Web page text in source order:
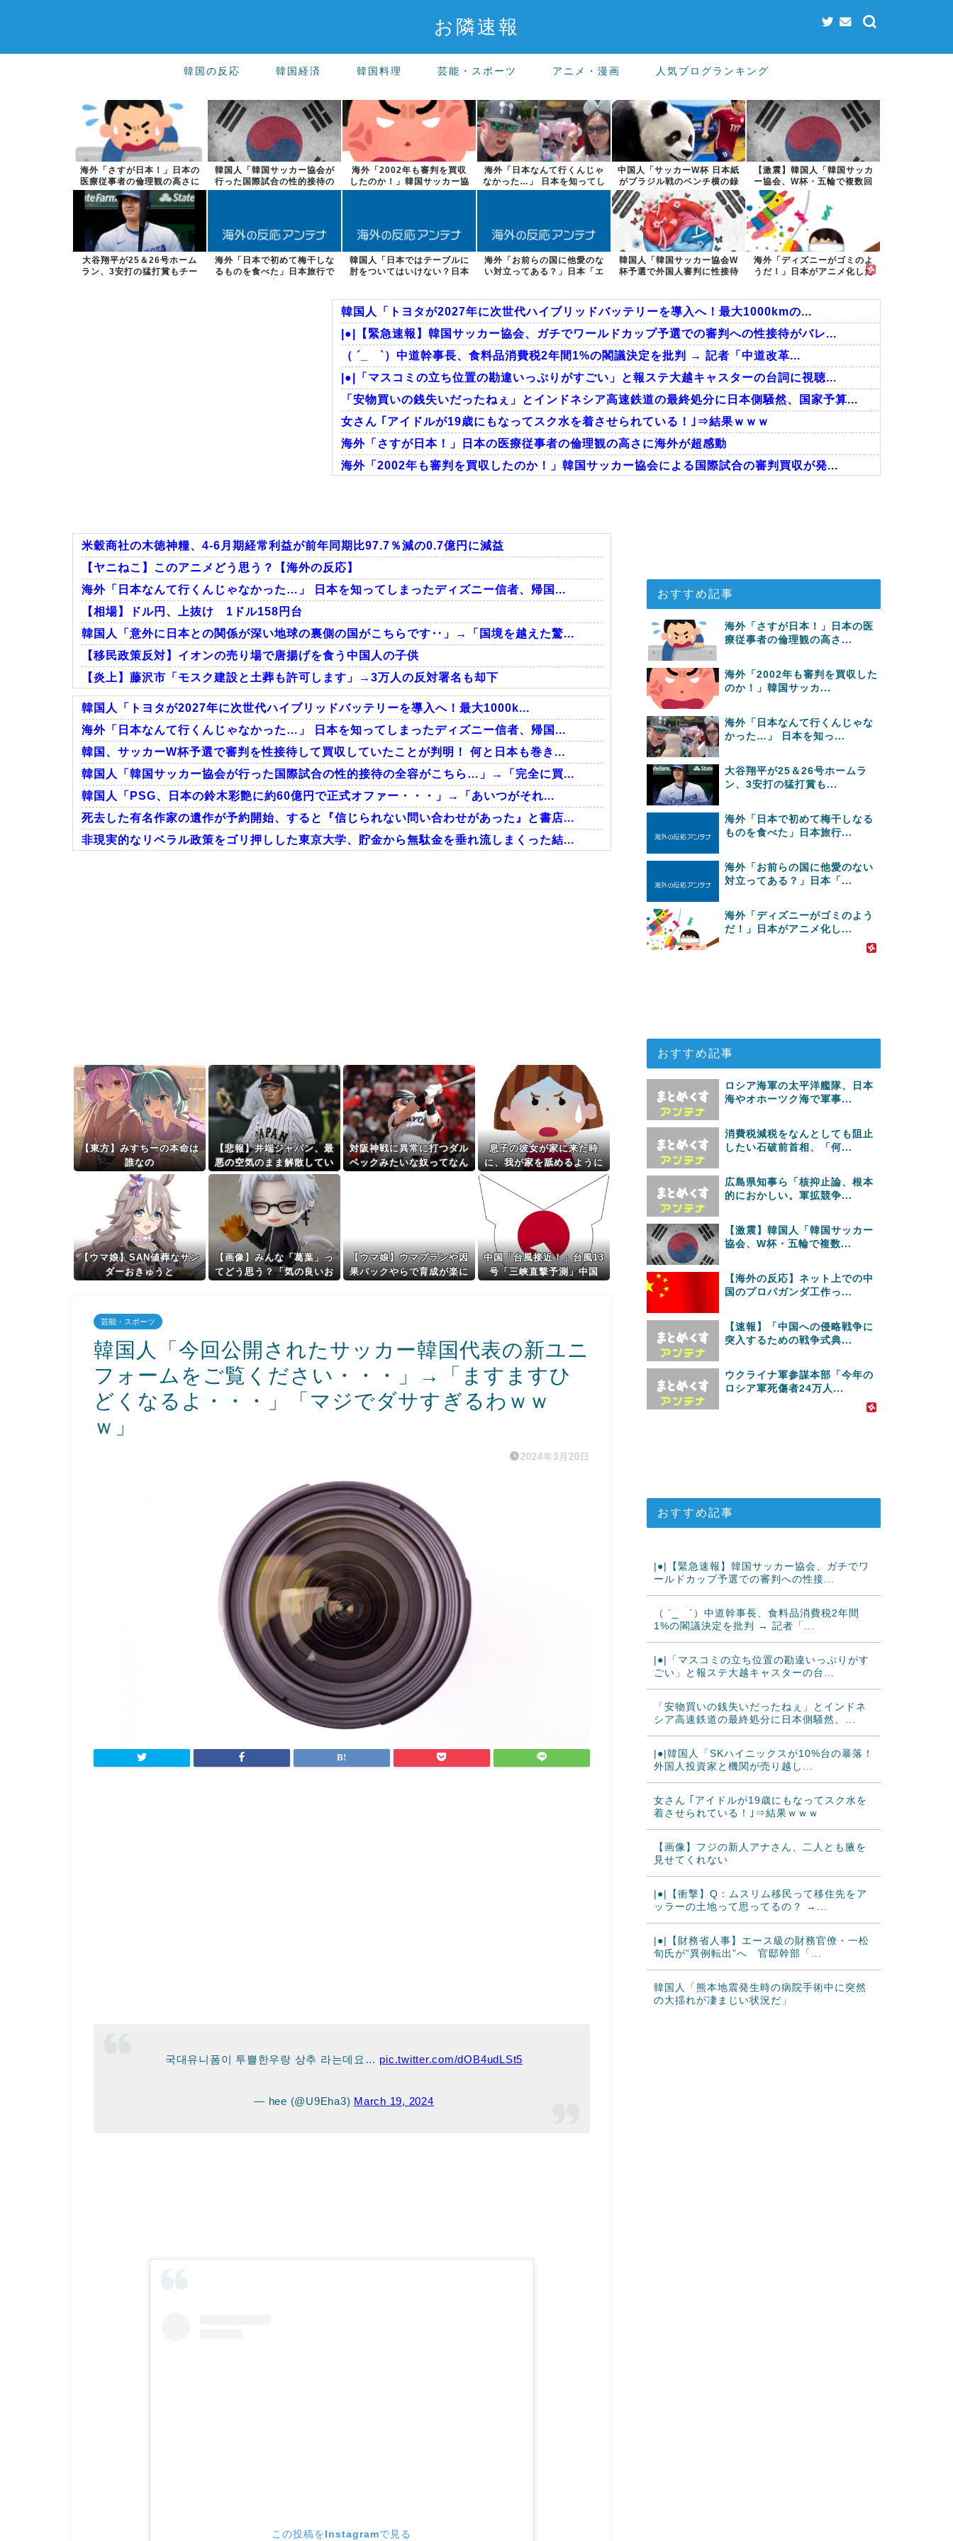
お隣速報
韓国の反応 韓国経済 韓国料理 芸能・スポーツ アニメ・漫画 人気ブログランキング
海外「さすが日本！」日本の
医療従事者の倫理観の高さに
海外が超感動
韓国人「韓国サッカー協会が
行った国際試合の性的接待の
全容がこちら...
海外「2002年も審判を買収
したのか！」韓国サッカー協
会による国...
海外「日本なんて行くんじゃ
なかった…」 日本を知ってし
まったディ...
中国人「サッカーW杯 日本紙
がブラジル戦のベンチ横の録
音を公開」...
【激震】韓国人「韓国サッカ
ー協会、W杯・五輪で複数回
の性接待を行...
大谷翔平が25＆26号ホーム
ラン、3安打の猛打賞もチー
海外「日本で初めて梅干しな
るものを食べた」日本旅行で
韓国人「日本ではテーブルに
肘をついてはいけない？日本
海外「お前らの国に他愛のな
い対立ってある？」日本「エ
韓国人「韓国サッカー協会W
杯予選で外国人審判に性接待
海外「ディズニーがゴミのよ
うだ！」日本がアニメ化した
韓国人「トヨタが2027年に次世代ハイブリッドバッテリーを導入へ！最大1000kmの...
|●|【緊急速報】韓国サッカー協会、ガチでワールドカップ予選での審判への性接待がバレ...
（ ´_ゝ`）中道幹事長、食料品消費税2年間1%の閣議決定を批判 → 記者「中道改革...
|●|「マスコミの立ち位置の勘違いっぷりがすごい」と報ステ大越キャスターの台詞に視聴...
「安物買いの銭失いだったねぇ」とインドネシア高速鉄道の最終処分に日本側騒然、国家予算...
女さん ｢アイドルが19歳にもなってスク水を着させられている！｣⇒結果ｗｗｗ
海外「さすが日本！」日本の医療従事者の倫理観の高さに海外が超感動
海外「2002年も審判を買収したのか！」韓国サッカー協会による国際試合の審判買収が発...
外国人「2002年W杯は?」韓国サッカーに衝撃的不祥事！W杯予選でレフリーへの不適切...
米穀商社の木徳神糧、4-6月期経常利益が前年同期比97.7％減の0.7億円に減益
【ヤニねこ】このアニメどう思う？【海外の反応】
海外「日本なんて行くんじゃなかった…」 日本を知ってしまったディズニー信者、帰国...
【相場】ドル円、上抜け 1ドル158円台
韓国人「意外に日本との関係が深い地球の裏側の国がこちらです‥」→「国境を越えた驚...
【移民政策反対】イオンの売り場で唐揚げを食う中国人の子供
【炎上】藤沢市「モスク建設と土葬も許可します」→3万人の反対署名も却下
Powered by livedoor 相互RSS
韓国人「トヨタが2027年に次世代ハイブリッドバッテリーを導入へ！最大1000k...
海外「日本なんて行くんじゃなかった…」 日本を知ってしまったディズニー信者、帰国...
韓国、サッカーW杯予選で審判を性接待して買収していたことが判明！ 何と日本も巻き...
韓国人「韓国サッカー協会が行った国際試合の性的接待の全容がこちら…」→「完全に買...
韓国人「PSG、日本の鈴木彩艶に約60億円で正式オファー・・・」→「あいつがそれ...
死去した有名作家の遺作が予約開始、すると『信じられない問い合わせがあった』と書店...
非現実的なリベラル政策をゴリ押しした東京大学、貯金から無駄金を垂れ流しまくった結...
【東方】みすちーの本命は
誰なの
【悲報】井端ジャパン、最
悪の空気のまま解散してい
た
対阪神戦に異常に打つダル
ベックみたいな奴ってなん
息子の彼女が家に来た時
に、我が家を舐めるように
隅々まで見た。その次の瞬
間、女がとんでもない一言
【ウマ娘】SAN値葬なサン
ダーおきゅうと
【画像】みんな「葛葉」っ
てどう思う？「気の良いお
【ウマ娘】ウマプランや因
果パックやらで育成が楽に
中国「台風接近！」台風13
号「三峡直撃予測」中国
大水害（震え声」→
芸能・スポーツ
韓国人「今回公開されたサッカー韓国代表の新ユニ
フォームをご覧ください・・・」→「ますますひ
どくなるよ・・・」「マジでダサすぎるわｗｗ
ｗ」
2024年3月20日
국대유니폼이 투쁠한우랑 상추 라는데요… pic.twitter.com/dOB4udLSt5
— hee (@U9Eha3) March 19, 2024
この投稿をInstagramで見る
おすすめ記事
海外「さすが日本！」日本の医
療従事者の倫理観の高さ...
海外「2002年も審判を買収した
のか！」韓国サッカ...
海外「日本なんて行くんじゃな
かった…」 日本を知っ...
大谷翔平が25＆26号ホームラ
ン、3安打の猛打賞も...
海外「日本で初めて梅干しなる
ものを食べた」日本旅行...
海外「お前らの国に他愛のない
対立ってある？」日本「...
海外「ディズニーがゴミのよう
だ！」日本がアニメ化し...
おすすめ記事
ロシア海軍の太平洋艦隊、日本
海やオホーツク海で軍事...
消費税減税をなんとしても阻止
したい石破前首相、「何...
広島県知事ら「核抑止論、根本
的におかしい。軍拡競争...
【激震】韓国人「韓国サッカー
協会、W杯・五輪で複数...
【海外の反応】ネット上での中
国のプロパガンダ工作っ...
【速報】「中国への侵略戦争に
突入するための戦争式典...
ウクライナ軍参謀本部「今年の
ロシア軍死傷者24万人...
おすすめ記事
|●|【緊急速報】韓国サッカー協会、ガチでワ
ールドカップ予選での審判への性接...
（ ´_ゝ`）中道幹事長、食料品消費税2年間
1%の閣議決定を批判 → 記者「...
|●|「マスコミの立ち位置の勘違いっぷりがす
ごい」と報ステ大越キャスターの台...
「安物買いの銭失いだったねぇ」とインドネ
シア高速鉄道の最終処分に日本側騒然、...
|●|韓国人「SKハイニックスが10%台の暴落！
外国人投資家と機関が売り越し...
女さん ｢アイドルが19歳にもなってスク水を
着させられている！｣⇒結果ｗｗｗ
【画像】フジの新人アナさん、二人とも腋を
見せてくれない
|●|【衝撃】Q：ムスリム移民って移住先をア
ッラーの土地って思ってるの？ →...
|●|【財務省人事】エース級の財務官僚・一松
旬氏が”異例転出”へ 官邸幹部「...
韓国人「熊本地震発生時の病院手術中に突然
の大揺れが凄まじい状況だ」